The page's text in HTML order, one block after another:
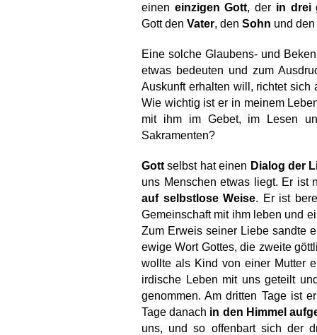
einen einzigen Gott, der in drei
Gott den Vater, den Sohn und den
Eine solche Glaubens- und
etwas bedeuten und zum
Auskunft erhalten will, richtet
Wie wichtig ist er in meinem
mit ihm im Gebet, im Lesen
Sakramenten?
Gott selbst hat einen Dialog der
uns Menschen etwas liegt. Er ist
auf selbstlose Weise. Er ist
Gemeinschaft mit ihm leben und
Zum Erweis seiner Liebe sandte
ewige Wort Gottes, die zweite
wollte als Kind von einer Mutter
irdische Leben mit uns geteilt
genommen. Am dritten Tage ist
Tage danach in den Himmel
uns, und so offenbart sich der